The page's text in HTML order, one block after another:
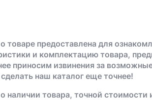
товаре предоставлена для
и комплектацию товара,
приносим извинения за
наш каталог еще точнее!
наличии товара, точной стоимости